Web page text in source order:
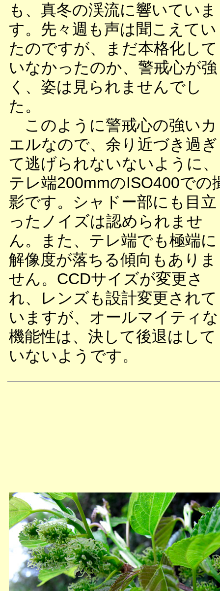
も、真冬の渓流に響いていま
す。先々週も声は聞こえてい
たのですが、まだ本格化して
いなかったのか、警戒心が強
く、姿は見られませんでし
た。
このように警戒心の強いカ
エルなので、余り近づき過ぎ
て逃げられないないように、
テレ端200mmのISO400での
影です。シャドー部にも目立
ったノイズは認められませ
ん。また、テレ端でも極端に
解像度が落ちる傾向もありま
せん。CCDサイズが変更さ
れ、レンズも設計変更されて
いますが、オールマイティな
機能性は、決して後退はして
いないようです。